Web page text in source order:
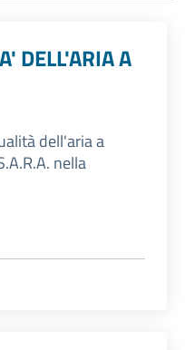
DELL'ARIA A
dell'aria a
nella